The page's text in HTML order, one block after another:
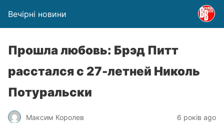
Вечірні новини
Прошла любовь: Брэд Питт
расстался с 27-летней Николь
Потуральски
Максим Королев 6 років ago